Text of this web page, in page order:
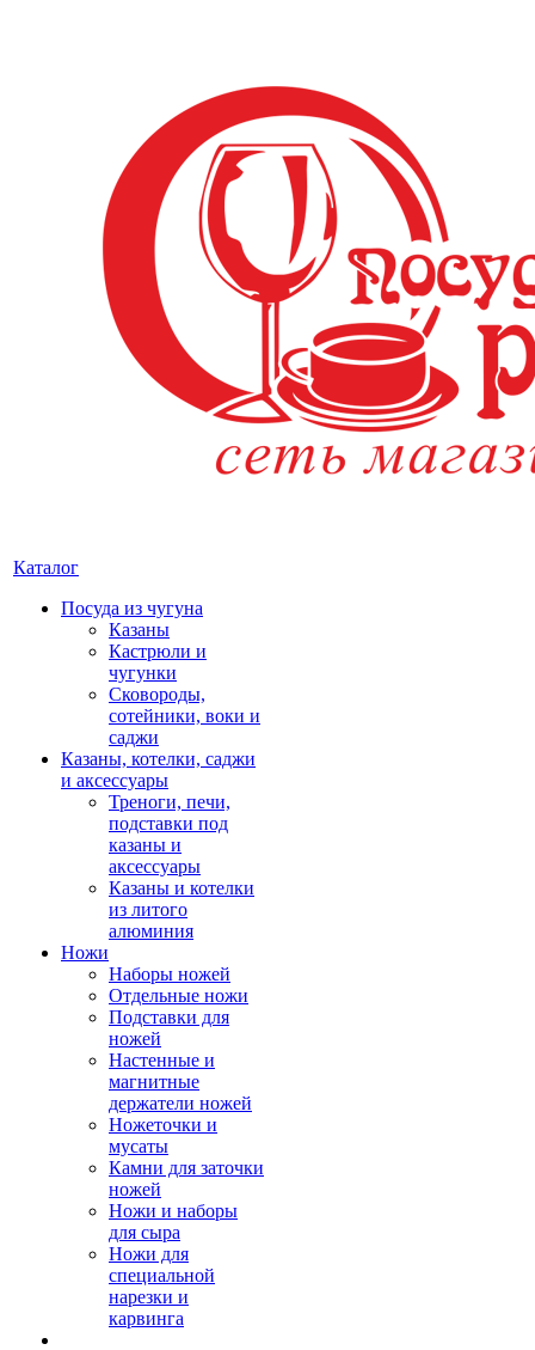
Каталог
Посуда из чугуна
Казаны
Кастрюли и
чугунки
Сковороды,
сотейники, воки и
саджи
Казаны, котелки, саджи
и аксессуары
Треноги, печи,
подставки под
казаны и
аксессуары
Казаны и котелки
из литого
алюминия
Ножи
Наборы ножей
Отдельные ножи
Подставки для
ножей
Настенные и
магнитные
держатели ножей
Ножеточки и
мусаты
Камни для заточки
ножей
Ножи и наборы
для сыра
Ножи для
специальной
нарезки и
карвинга